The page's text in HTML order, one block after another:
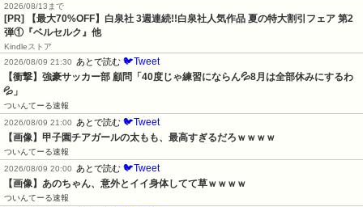
2026/08/13まで
[PR]
【最大70%OFF】白泉社 3週連続!!白泉社人気作品 夏の特大割引フェア 第2
弾①『ベルセルク』他
Kindleストア
2026/08/09 21:30
あとで読む 🐦Tweet
【衝撃】強豪サッカー部 顧問「40度じゃ練習にならん💦8月は全部休みにするわ
💦」
ついんてーる速報
2026/08/09 21:00
あとで読む 🐦Tweet
【画像】甲子園チアガールの太もも、最高すぎるだろｗｗｗｗ
ついんてーる速報
2026/08/09 20:00
あとで読む 🐦Tweet
【画像】あのちゃん、意外とイイ身体してて草ｗｗｗｗ
ついんてーる速報